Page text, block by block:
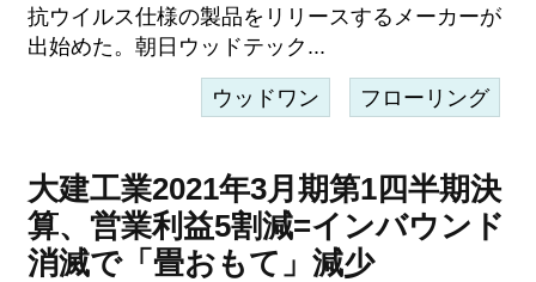
抗ウイルス仕様の製品をリリースするメーカーが
出始めた。朝日ウッドテック...
ウッドワン フローリング
大建工業2021年3月期第1四半期決
算、営業利益5割減=インバウンド
消滅で「畳おもて」減少